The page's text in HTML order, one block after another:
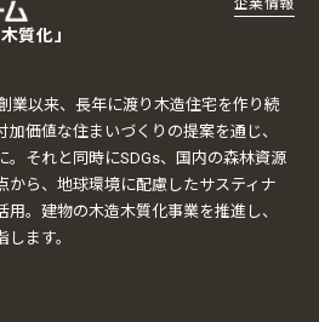
質化」
業以来、長年に渡り木造住宅を作り続
価値な住まいづくりの提案を通じ、
。それと同時にSDGs、国内の森林資源
から、地球環境に配慮したサスティナ
。建物の木造木質化事業を推進し、
ます。